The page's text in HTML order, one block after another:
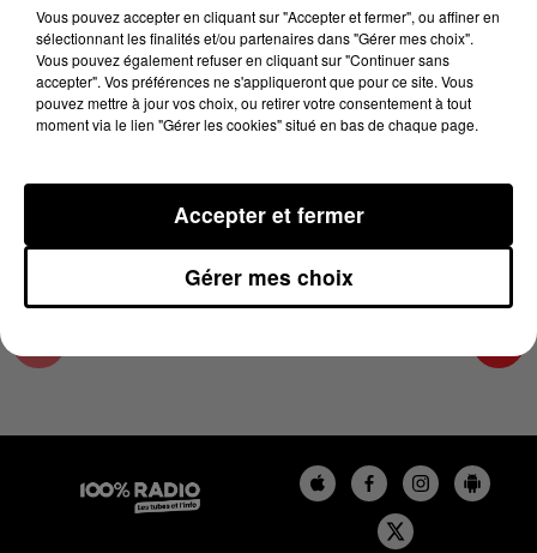
2 avril 2025 - 2 min 14 sec
LES INFOS DE L'ARIEGE DU 02/04/2025 À
10H00
Podcasts infos de l'Ariège
Vous pouvez accepter en cliquant sur "Accepter et fermer", ou affiner en
sélectionnant les finalités et/ou partenaires dans "Gérer mes choix".
Vous pouvez également refuser en cliquant sur "Continuer sans
accepter". Vos préférences ne s'appliqueront que pour ce site. Vous
pouvez mettre à jour vos choix, ou retirer votre consentement à tout
moment via le lien "Gérer les cookies" situé en bas de chaque page.
Gérer mes choix
Accepter et fermer